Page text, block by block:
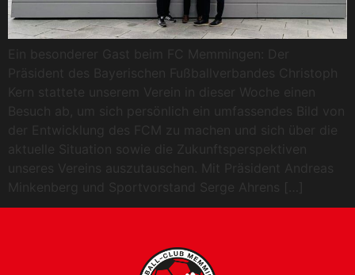
Ein besonderer Gast beim FC Memmingen: Der
Präsident des Bayerischen Fußballverbandes Christoph
Kern stattete unserem Verein in dieser Woche einen
Besuch ab, um sich persönlich ein umfassendes Bild von
der Entwicklung des FCM zu machen und sich über die
aktuelle Situation sowie die Zukunftsperspektiven
unseres Vereins auszutauschen. Mit Präsident Andreas
Minkenberg und Sportvorstand Serge Ahrens […]